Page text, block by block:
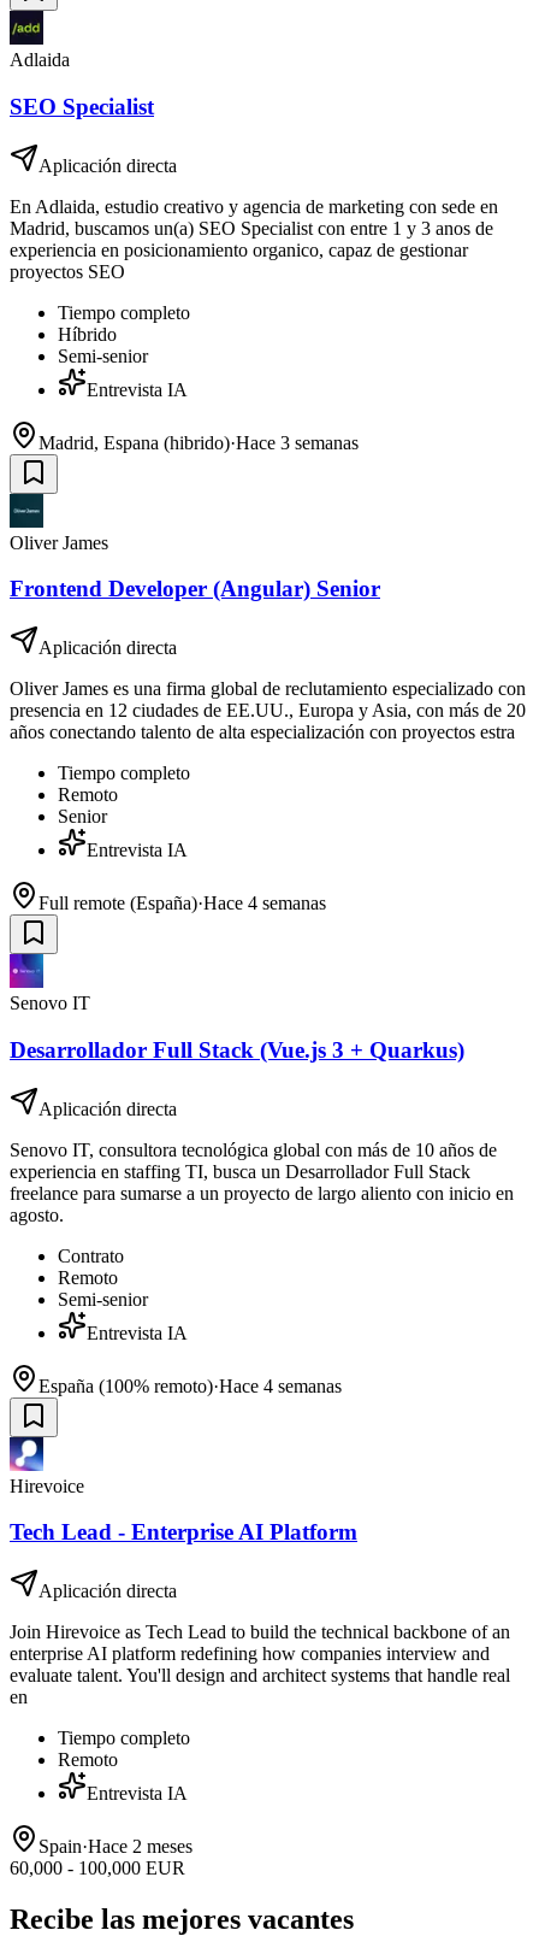
Adlaida
SEO Specialist
Aplicación directa
En Adlaida, estudio creativo y agencia de marketing con sede en
Madrid, buscamos un(a) SEO Specialist con entre 1 y 3 anos de
experiencia en posicionamiento organico, capaz de gestionar
proyectos SEO
Tiempo completo
Híbrido
Semi-senior
Entrevista IA
Madrid, Espana (hibrido)·Hace 3 semanas
Oliver James
Frontend Developer (Angular) Senior
Aplicación directa
Oliver James es una firma global de reclutamiento especializado con
presencia en 12 ciudades de EE.UU., Europa y Asia, con más de 20
años conectando talento de alta especialización con proyectos estra
Tiempo completo
Remoto
Senior
Entrevista IA
Full remote (España)·Hace 4 semanas
Senovo IT
Desarrollador Full Stack (Vue.js 3 + Quarkus)
Aplicación directa
Senovo IT, consultora tecnológica global con más de 10 años de
experiencia en staffing TI, busca un Desarrollador Full Stack
freelance para sumarse a un proyecto de largo aliento con inicio en
agosto.
Contrato
Remoto
Semi-senior
Entrevista IA
España (100% remoto)·Hace 4 semanas
Hirevoice
Tech Lead - Enterprise AI Platform
Aplicación directa
Join Hirevoice as Tech Lead to build the technical backbone of an
enterprise AI platform redefining how companies interview and
evaluate talent. You'll design and architect systems that handle real
en
Tiempo completo
Remoto
Entrevista IA
Spain·Hace 2 meses
60,000 - 100,000 EUR
Recibe las mejores vacantes